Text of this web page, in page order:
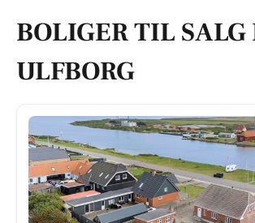
BOLIGER TIL SALG
ULFBORG